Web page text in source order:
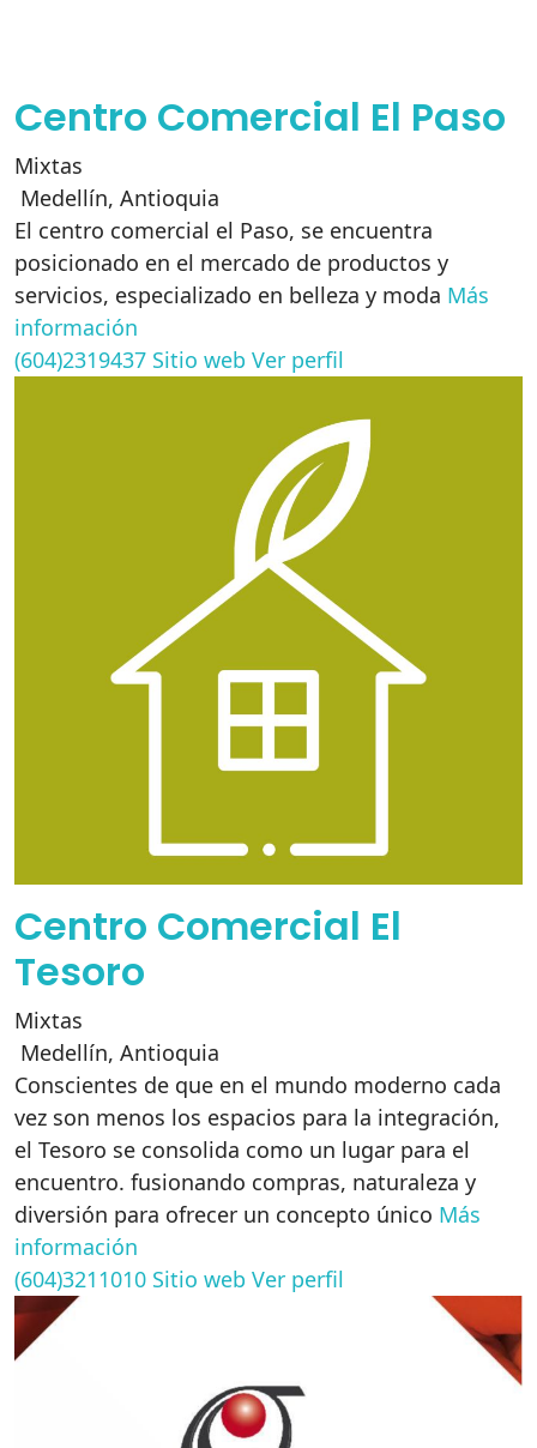
Centro Comercial El Paso
Mixtas
Medellín, Antioquia
El centro comercial el Paso, se encuentra
posicionado en el mercado de productos y
servicios, especializado en belleza y moda Más
información
(604)2319437 Sitio web Ver perfil
Centro Comercial El
Tesoro
Mixtas
Medellín, Antioquia
Conscientes de que en el mundo moderno cada
vez son menos los espacios para la integración,
el Tesoro se consolida como un lugar para el
encuentro. fusionando compras, naturaleza y
diversión para ofrecer un concepto único Más
información
(604)3211010 Sitio web Ver perfil